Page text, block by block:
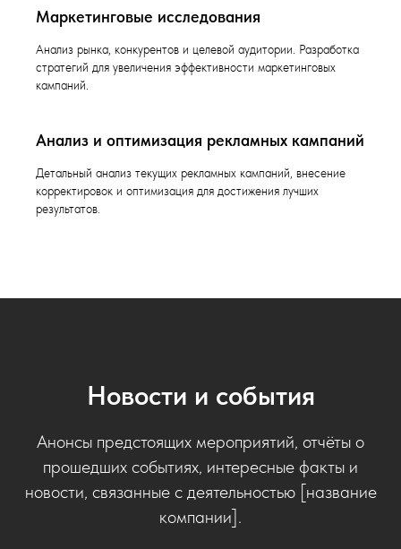
Маркетинговые исследования
Анализ рынка, конкурентов и целевой аудитории. Разработка
стратегий для увеличения эффективности маркетинговых
кампаний.
Анализ и оптимизация рекламных кампаний
Детальный анализ текущих рекламных кампаний, внесение
корректировок и оптимизация для достижения лучших
результатов.
Новости и события
Анонсы предстоящих мероприятий, отчёты о
прошедших событиях, интересные факты и
новости, связанные с деятельностью [название
компании].